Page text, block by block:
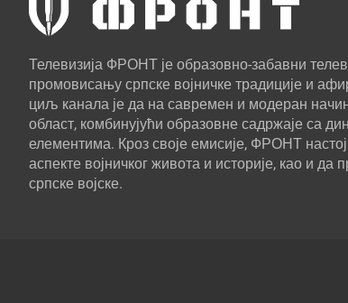
Телевизија ФРОНТ је образовно-забавни
промовисању српске војничке традиције и
циљ канала је да на савремен и модеран
област, комбинујући образовне садржаје са
елементима. Кроз своје емисије, ФРОНТ
аспекте војничког живота и историје, као и
српске војске.